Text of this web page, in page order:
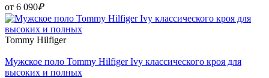
от 6 090₽
Tommy Hilfiger
Мужское поло Tommy Hilfiger Ivy классического кроя для
высоких и полных